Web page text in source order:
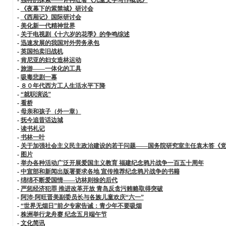
-
《夜幕下的紫禁城》研讨会
-
《西厢记》国际研讨会
- 美化新一代精神世界
- 关于电视剧《十六岁的花季》的争鸣综述
- 迅速发展的我国对外劳务承包
- 英国拍卖旧战机
- 肯尼亚的妇女造林运动
- 旅游——一体化的工具
- 吸毒悲剧一幕
- ８０年代西方工人生活水平下降
- “就职演说”
- 看桥
- 母亲和孩子（外一章）
- 抚今追昔话边城
- 读书札记
- 书林一叶
- 关于加强社会主义民主政治建设的若干问题——国务院研究室主任袁木答《
- 图片
- 举办各种活动广泛开展爱国主义教育 福建纪念鸦片战争一百五十周年
- 中宣部和新闻出版署要求各地 宣传推荐纪念鸦片战争的书籍
- 绵绵不断爱国情——访林则徐的后代
- 严惩经济犯罪 推进改革开放 青岛反贪污贿赂取得突破
- 阿沛·阿旺晋美副委员长与各族儿童欢庆“六一”
- “世界无烟日”前夕专家告诫：青少年不要吸烟
- 株洲举行龙舟赛 纪念五月端午节
- 文化简讯